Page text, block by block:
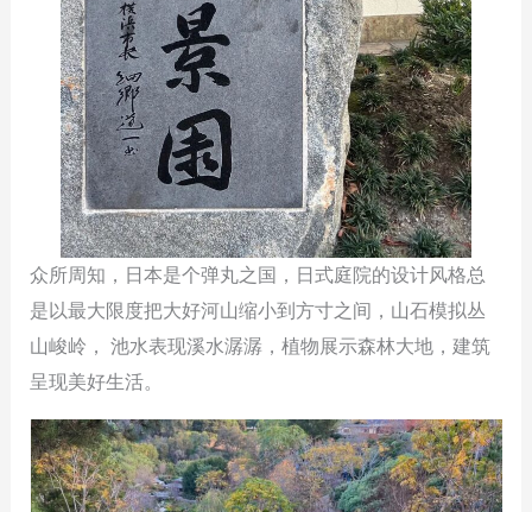
众所周知，日本是个弹丸之国，日式庭院的设计风格总
是以最大限度把大好河山缩小到方寸之间，山石模拟丛
山峻岭， 池水表现溪水潺潺，植物展示森林大地，建筑
呈现美好生活。